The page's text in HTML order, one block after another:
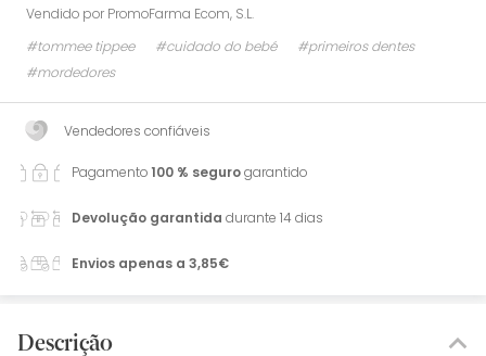
Vendido por PromoFarma Ecom, S.L.
#tommee tippee
#cuidado do bebé
#primeiros dentes
#mordedores
Vendedores confiáveis
Pagamento100 % segurogarantido
Devolução garantida durante 14 dias
Envios apenas a 3,85€
Descrição